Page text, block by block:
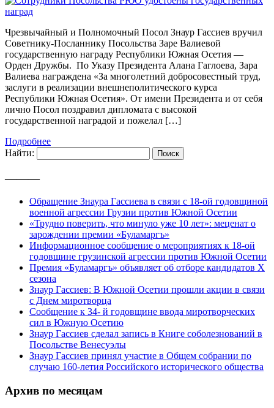
Чрезвычайный и Полномочный Посол Знаур Гассиев вручил
Советнику-Посланнику Посольства Заре Валиевой
государственную награду Республики Южная Осетия —
Орден Дружбы. По Указу Президента Алана Гаглоева, Зара
Валиева награждена «За многолетний добросовестный труд,
заслуги в реализации внешнеполитического курса
Республики Южная Осетия». От имени Президента и от себя
лично Посол поздравил дипломата с высокой
государственной наградой и пожелал […]
Подробнее
Найти:
———
Обращение Знаура Гассиева в связи с 18-ой годовщиной
военной агрессии Грузии против Южной Осетии
«Трудно поверить, что минуло уже 10 лет»: меценат о
зарождении премии «Буламаргъ»
Информационное сообщение о мероприятиях к 18-ой
годовщине грузинской агрессии против Южной Осетии
Премия «Буламаргъ» объявляет об отборе кандидатов Х
сезона
Знаур Гассиев: В Южной Осетии прошли акции в связи
с Днем миротворца
Сообщение к 34- й годовщине ввода миротворческих
сил в Южную Осетию
Знаур Гассиев сделал запись в Книге соболезнований в
Посольстве Венесуэлы
Знаур Гассиев принял участие в Общем собрании по
случаю 160-летия Российского исторического общества
Архив по месяцам